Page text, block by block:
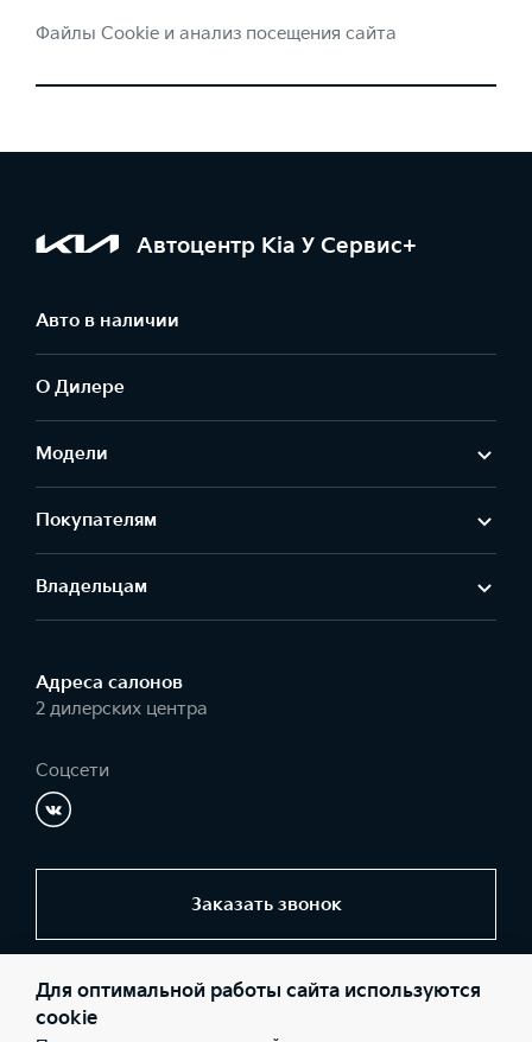
Файлы Cookie и анализ посещения сайта
Автоцентр Kia У Сервис+
Авто в наличии
О Дилере
Модели
Покупателям
Владельцам
Адреса салонов
2 дилерских центра
Соцсети
Заказать звонок
© 2026 Юридические лица ООО " У Сервис+" (Фактический
адрес: г. Москва, ул.Василия Петушкова, д.3, к.2; Телефон: +7
Для оптимальной работы сайта используются
cookie